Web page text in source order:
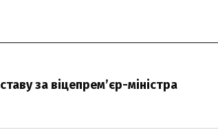
за віцепрем’єр-міністра